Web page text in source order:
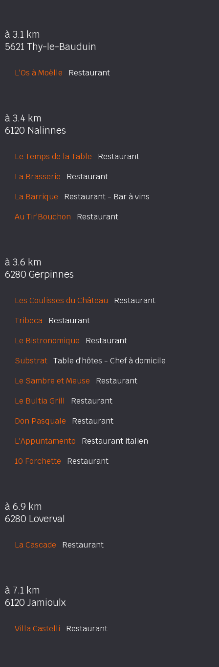
à 3.1 km
5621 Thy-le-Bauduin
L'Os à Moëlle Restaurant
à 3.4 km
6120 Nalinnes
Le Temps de la Table Restaurant
La Brasserie Restaurant
La Barrique Restaurant - Bar à vins
Au Tir'Bouchon Restaurant
à 3.6 km
6280 Gerpinnes
Les Coulisses du Château Restaurant
Tribeca Restaurant
Le Bistronomique Restaurant
Substrat Table d'hôtes - Chef à domicile
Le Sambre et Meuse Restaurant
Le Bultia Grill Restaurant
Don Pasquale Restaurant
L'Appuntamento Restaurant italien
10 Forchette Restaurant
à 6.9 km
6280 Loverval
La Cascade Restaurant
à 7.1 km
6120 Jamioulx
Villa Castelli Restaurant